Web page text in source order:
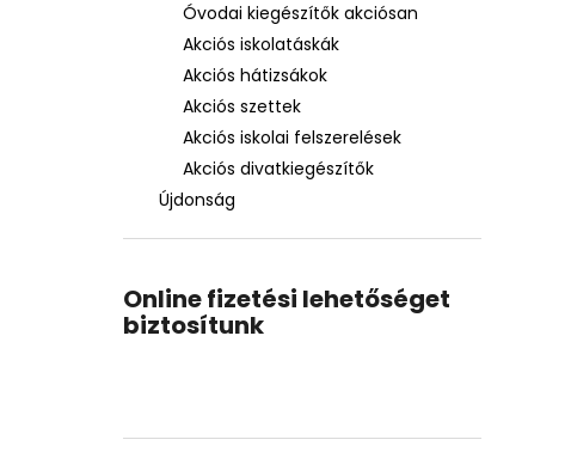
Óvodai kiegészítők akciósan
Akciós iskolatáskák
Akciós hátizsákok
Akciós szettek
Akciós iskolai felszerelések
Akciós divatkiegészítők
Újdonság
Online fizetési lehetőséget
biztosítunk